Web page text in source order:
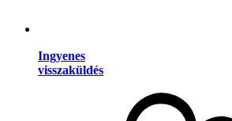
Ingyenes
visszaküldés